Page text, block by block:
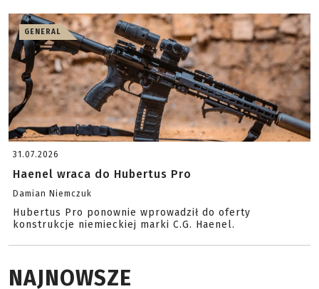
GENERAL
31.07.2026
Haenel wraca do Hubertus Pro
Damian Niemczuk
Hubertus Pro ponownie wprowadził do oferty
konstrukcje niemieckiej marki C.G. Haenel.
NAJNOWSZE